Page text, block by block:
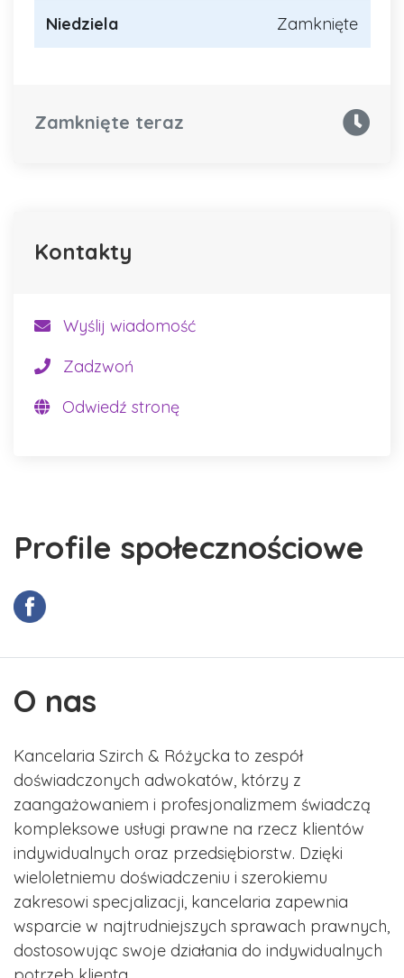
Profile społecznościowe
O nas
Kancelaria Szirch & Różycka to zespół
doświadczonych adwokatów, którzy z
zaangażowaniem i profesjonalizmem świadczą
kompleksowe usługi prawne na rzecz klientów
indywidualnych oraz przedsiębiorstw. Dzięki
wieloletniemu doświadczeniu i szerokiemu
zakresowi specjalizacji, kancelaria zapewnia
wsparcie w najtrudniejszych sprawach prawnych,
dostosowując swoje działania do indywidualnych
Niedziela Zamknięte
Zamknięte teraz
Kontakty
Wyślij wiadomość
Zadzwoń
Odwiedź stronę